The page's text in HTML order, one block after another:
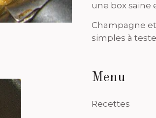
une box saine
Champagne
simples à
Menu
Recettes